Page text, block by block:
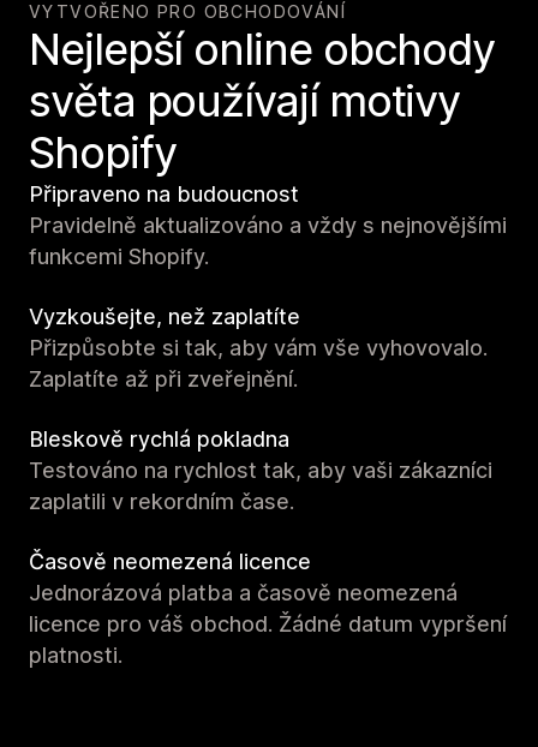
VYTVOŘENO PRO OBCHODOVÁNÍ
Nejlepší online obchody
světa používají motivy
Shopify
Připraveno na budoucnost
Pravidelně aktualizováno a vždy s nejnovějšími
funkcemi Shopify.
Vyzkoušejte, než zaplatíte
Přizpůsobte si tak, aby vám vše vyhovovalo.
Zaplatíte až při zveřejnění.
Bleskově rychlá pokladna
Testováno na rychlost tak, aby vaši zákazníci
zaplatili v rekordním čase.
Časově neomezená licence
Jednorázová platba a časově neomezená
licence pro váš obchod. Žádné datum vypršení
platnosti.